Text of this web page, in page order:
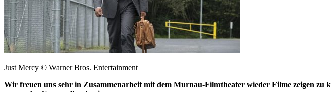
Just Mercy © Warner Bros. Entertainment
Wir freuen uns sehr in Zusammenarbeit mit dem Murnau-Filmtheater wieder Filme zeigen